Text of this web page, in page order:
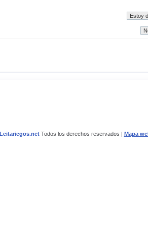
Leitariegos.netTodos los derechos reservados | Mapa